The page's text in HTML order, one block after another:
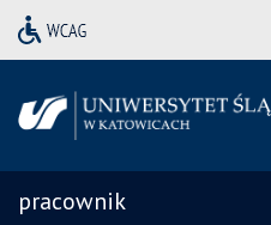
pracownik